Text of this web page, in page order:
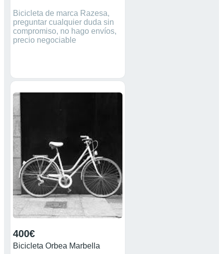
Bicicleta de marca Razesa,
preguntar cualquier duda sin
compromiso, no hago envíos,
precio negociable
400€
Bicicleta Orbea Marbella